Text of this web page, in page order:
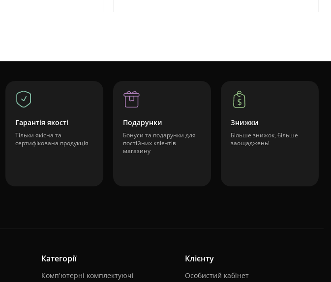
Гарантія якості
Тільки якісна та
сертифікована продукція
Подарунки
Бонуси та подарунки для
постійних клієнтів
магазину
Знижки
Більше знижок, більше
заощаджень!
Категорії
Комп'ютерні комплектуючі
Клієнту
Особистий кабінет